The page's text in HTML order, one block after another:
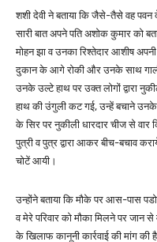
शशी देवी ने बताया कि जैसे-तैसे वह
सारी बात अपने पति अशोक कुमार को
मोहन झा व उनका रिश्तेदार आशीष
दुकान के आगे रोकी और उनके साथ
उनके उल्टे हाथ पर उक्त लोगों द्वारा
हाथ की उंगुली कट गई, उन्हें बचाने
के सिर पर नुकीली धारदार चीज से
पुत्री व पुत्र द्वारा आकर बीच-बचाव
चोटें आयी।
उन्होंने बताया कि मौके पर आस-पास
व मेरे परिवार को मौका मिलने पर जान
के खिलाफ कानूनी कार्रवाई की मांग की